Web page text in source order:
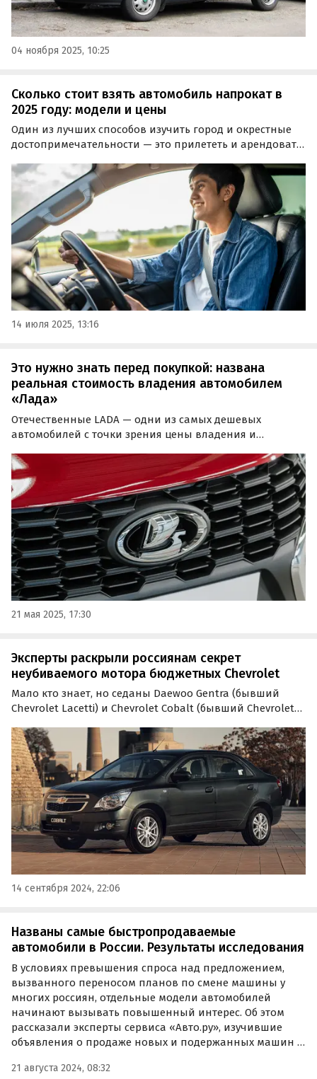
04 ноября 2025, 10:25
Сколько стоит взять автомобиль напрокат в
2025 году: модели и цены
Один из лучших способов изучить город и окрестные
достопримечательности — это прилететь и арендовать
предоставляют широкий ассортимент моделей, среди
которых есть как бюджетные седаны с кроссоверами,
так и внедорожники, минивэны и даже кабриолеты…
14 июля 2025, 13:16
Это нужно знать перед покупкой: названа
реальная стоимость владения автомобилем
«Лада»
Отечественные LADA — одни из самых дешевых
автомобилей с точки зрения цены владения и
на них в среднем 82 тыс. рублей в год, подсчитали
аналитики онлайн-классифайда «Авито Авто».
Впрочем, есть машины и дешевле.
21 мая 2025, 17:30
Эксперты раскрыли россиянам секрет
неубиваемого мотора бюджетных Chevrolet
Мало кто знает, но седаны Daewoo Gentra (бывший
Chevrolet Lacetti) и Chevrolet Cobalt (бывший Chevrolet
полуторалитровым двигателем, который должен без
проблем «пройти» более полумиллиона километров. В
чем секрет его надежности, рассказал журнал «За
рулем».
14 сентября 2024, 22:06
Названы самые быстропродаваемые
автомобили в России. Результаты исследования
В условиях превышения спроса над предложением,
вызванного переносом планов по смене машины у
многих россиян, отдельные модели автомобилей
начинают вызывать повышенный интерес. Об этом
рассказали эксперты сервиса «Авто.ру», изучившие
объявления о продаже новых и подержанных машин с
21 августа 2024, 08:32